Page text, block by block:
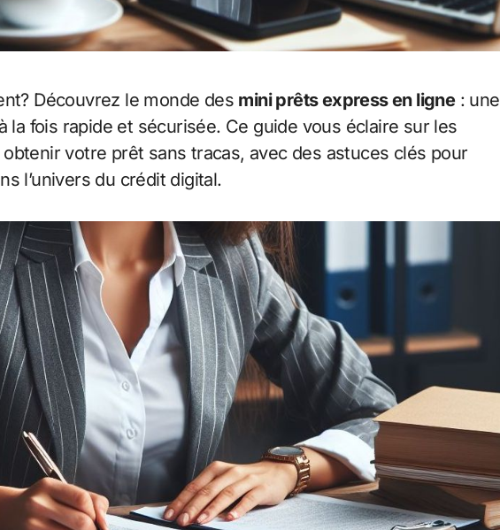
Découvrez le monde des mini prêts express en ligne: une
la fois rapide et sécurisée. Ce guide vous éclaire sur les
votre prêt sans tracas, avec des astuces clés pour
l’univers du crédit digital.